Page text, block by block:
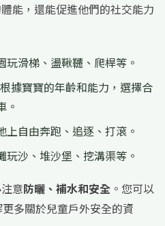
能，還能促進他們的社交能力
玩滑梯、盪鞦韆、爬桿等。
根據寶寶的年齡和能力，選擇合
。
上自由奔跑、追逐、打滾。
玩沙、堆沙堡、挖溝渠等。
意防曬、補水和安全 。您可以
多關於兒童戶外安全的資